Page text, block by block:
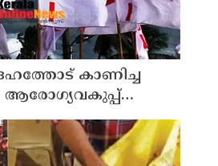
കാണിച്ച
ആരോഗ്യവകുപ്പ്
കടുത്ത നടപടി
ശക്തമായ